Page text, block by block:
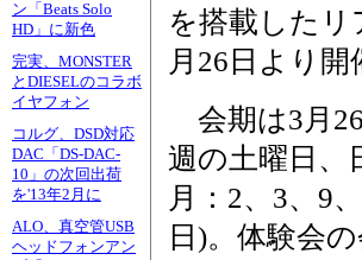
ン「Beats Solo
HD」に新色
完実、MONSTER
とDIESELのコラボ
イヤフォン
コルグ、DSD対応
DAC「DS-DAC-
10」の次回出荷
を'13年2月に
ALO、真空管USB
ヘッドフォンアン
を搭載した
月26日より開
会期は3月
週の土曜日、
月：2、3、9
日)。体験会